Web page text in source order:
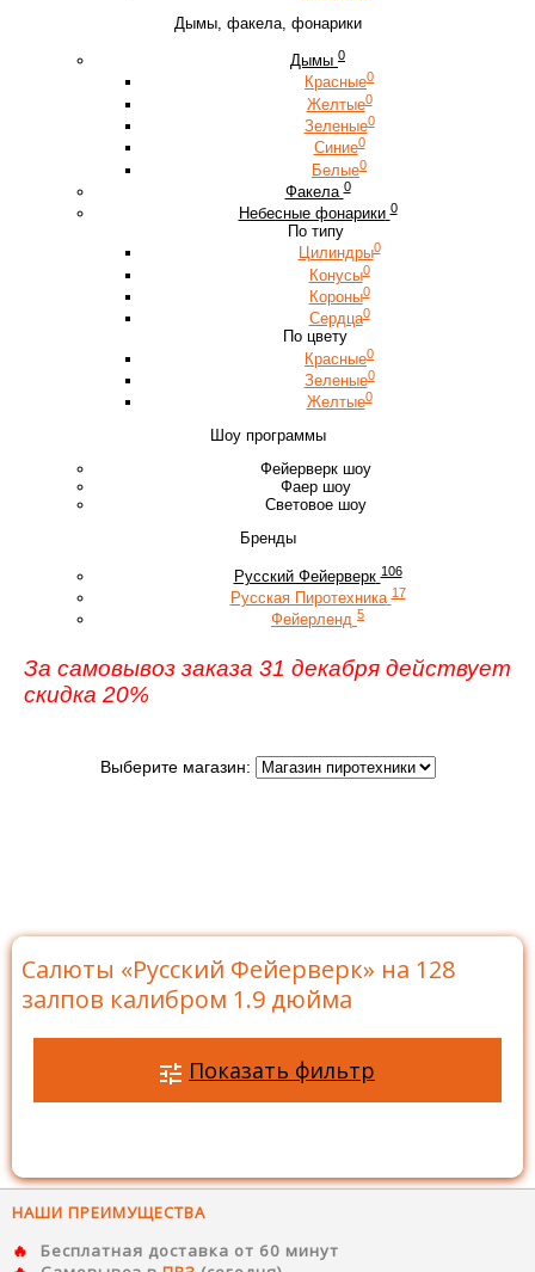
Дымы, факела, фонарики
Дымы 0
Красные0
Желтые0
Зеленые0
Синие0
Белые0
Факела 0
Небесные фонарики 0
По типу
Цилиндры0
Конусы0
Короны0
Сердца0
По цвету
Красные0
Зеленые0
Желтые0
Шоу программы
Фейерверк шоу
Фаер шоу
Световое шоу
Бренды
Русский Фейерверк 106
Русская Пиротехника 17
Фейерленд 5
За самовывоз заказа 31 декабря действует
скидка 20%
Выберите магазин:
Салюты «Русский Фейерверк» на 128
залпов калибром 1.9 дюйма
Показать фильтр
НАШИ ПРЕИМУЩЕСТВА
Бесплатная доставка от 60 минут